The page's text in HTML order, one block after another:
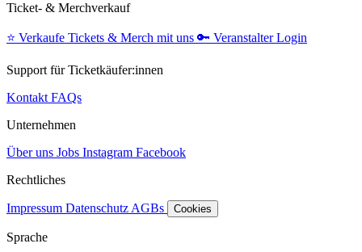
Ticket- & Merchverkauf
⭐️ Verkaufe Tickets & Merch mit uns 🔑 Veranstalter Login
Support für Ticketkäufer:innen
Kontakt FAQs
Unternehmen
Über uns Jobs Instagram Facebook
Rechtliches
Impressum Datenschutz AGBs Cookies
Sprache